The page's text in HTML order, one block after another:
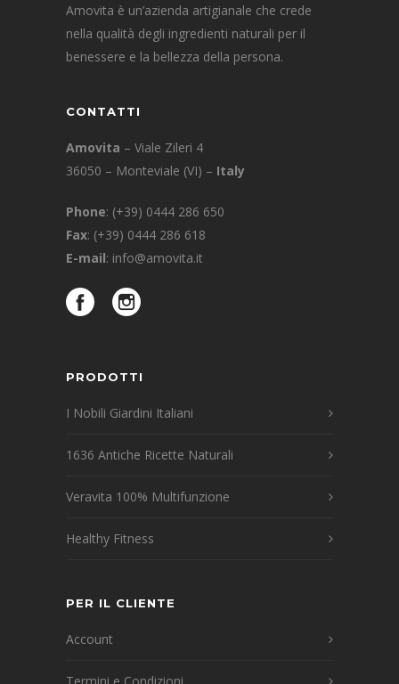
Amovita è un’azienda artigianale che crede
nella qualità degli ingredienti naturali per il
benessere e la bellezza della persona.
CONTATTI
Amovita – Viale Zileri 4
36050 – Monteviale (VI) – Italy
Phone: (+39) 0444 286 650
Fax: (+39) 0444 286 618
E-mail: info@amovita.it
PRODOTTI
I Nobili Giardini Italiani
1636 Antiche Ricette Naturali
Veravita 100% Multifunzione
Healthy Fitness
PER IL CLIENTE
Account